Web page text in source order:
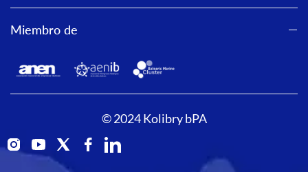
Miembro de
© 2024 Kolibry bPA